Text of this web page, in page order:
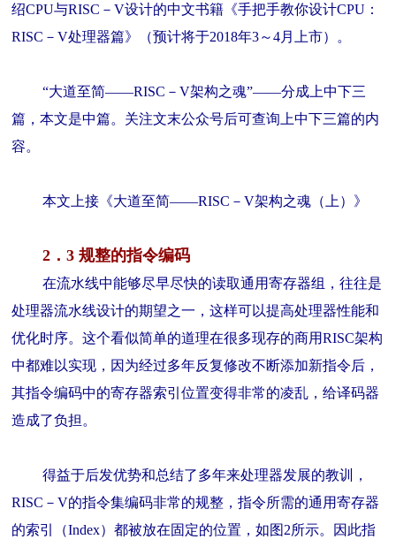
绍CPU与RISC－V设计的中文书籍《手把手教你设计CPU：
RISC－V处理器篇》（预计将于2018年3～4月上市）。
“大道至简——RISC－V架构之魂”——分成上中下三
篇，本文是中篇。关注文末公众号后可查询上中下三篇的内
容。
本文上接《大道至简——RISC－V架构之魂（上）》
2．3 规整的指令编码
在流水线中能够尽早尽快的读取通用寄存器组，往往是
处理器流水线设计的期望之一，这样可以提高处理器性能和
优化时序。这个看似简单的道理在很多现存的商用RISC架构
中都难以实现，因为经过多年反复修改不断添加新指令后，
其指令编码中的寄存器索引位置变得非常的凌乱，给译码器
造成了负担。
得益于后发优势和总结了多年来处理器发展的教训，
RISC－V的指令集编码非常的规整，指令所需的通用寄存器
的索引（Index）都被放在固定的位置，如图2所示。因此指